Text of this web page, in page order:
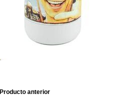
Producto anterior